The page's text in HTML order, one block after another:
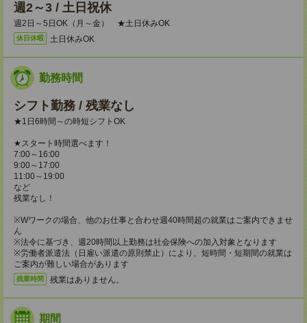
週2～3 / 土日祝休
週2日～5日OK（月～金） ★土日休みOK
休日休暇 土日休みOK
勤務時間
シフト勤務 / 残業なし
★1日6時間～の時短シフトOK
★スタート時間選べます！
7:00～16:00
9:00～17:00
11:00～19:00
など
残業なし！
※Wワークの場合、他のお仕事と合わせ週40時間超の就業はご案内できませ
ん
※法令に基づき、週20時間以上勤務は社会保険への加入対象となります
※労働者派遣法（日雇い派遣の原則禁止）により、短時間・短期間の就業は
ご案内が難しい場合があります
残業時間 残業はありません。
期間